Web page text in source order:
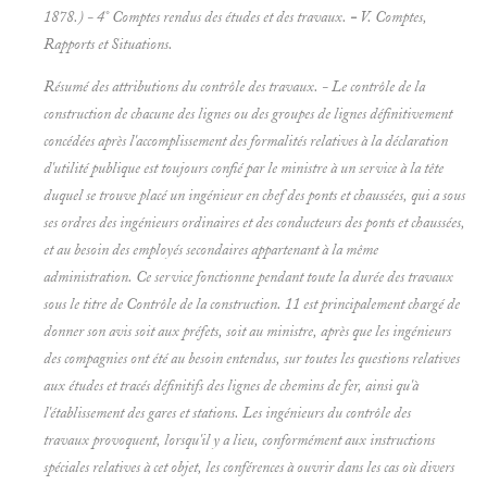
1878.) - 4° Comptes rendus des études et des travaux. - V. Comptes,
RapportsetSituations.
Résumé des attributions du contrôle des travaux. - Le contrôle de la
construction de chacune des lignes ou des groupes de lignes définitivement
concédées après l'accomplissement des formalités relatives à la déclaration
d'utilité publique est toujours confié par le ministre à un service à la tête
duquel se trouve placé un ingénieur en chef des ponts et chaussées, qui a sous
ses ordres des ingénieurs ordinaires et des conducteurs des ponts et chaussées,
et au besoin des employés secondaires appartenant à la même
administration. Ce service fonctionne pendant toute la durée des travaux
sous le titre de Contrôle de la construction. 11 est principalement chargé de
donner son avis soit aux préfets, soit au ministre, après que les ingénieurs
des compagnies ont été au besoin entendus, sur toutes les questions relatives
aux études et tracés définitifs des lignes de chemins de fer, ainsi qu'à
l'établissement des gares et stations. Les ingénieurs du contrôle des
travaux provoquent, lorsqu'il y a lieu, conformément aux instructions
spéciales relatives à cet objet, les conférences à ouvrir dans les cas où divers